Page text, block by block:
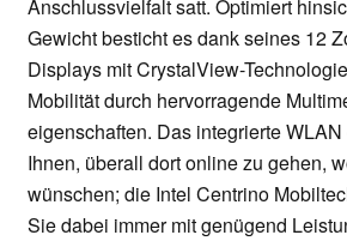
Anschlussvielfalt satt. Optimiert
Gewicht besticht es dank seines 12
Displays mit CrystalView-
Mobilität durch hervorragende
eigenschaften. Das integrierte
Ihnen, überall dort online zu gehen,
wünschen; die Intel Centrino
Sie dabei immer mit genügend